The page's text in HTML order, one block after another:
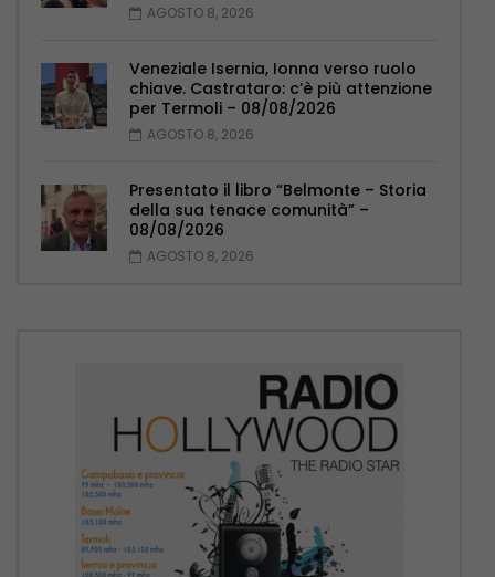
AGOSTO 8, 2026
Veneziale Isernia, Ionna verso ruolo
chiave. Castrataro: c’è più attenzione
per Termoli – 08/08/2026
AGOSTO 8, 2026
Presentato il libro “Belmonte – Storia
della sua tenace comunità” –
08/08/2026
AGOSTO 8, 2026